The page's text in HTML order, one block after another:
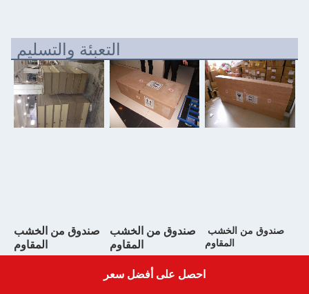
التعبئة والتسليم
المقاوم
صندوق من الخشب
المقاوم
صندوق من الخشب
المقاوم
احصل على أفضل سعرGet a Quote